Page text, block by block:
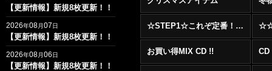
【更新情報】新規8枚更新！！
2026年08月07日
【更新情報】新規8枚更新！！
2026年08月06日
【更新情報】新規8枚更新！！
☆STEP1☆これぞ定番！！まずはここから！2000年代R&BフロアヒットBest 100 !!!
お買い得MIX CD !!